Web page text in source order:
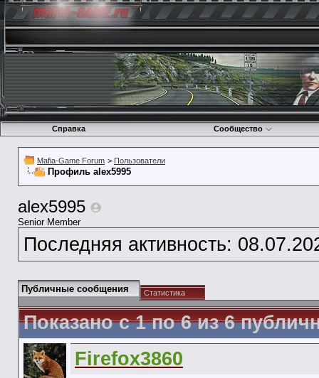
Справка Сообщество
Mafia-Game Forum > Пользователи
Профиль alex5995
alex5995
Senior Member
Последняя активность:
Публичные сообщения Статистика
Показано с 1 по6из6
Firefox3860